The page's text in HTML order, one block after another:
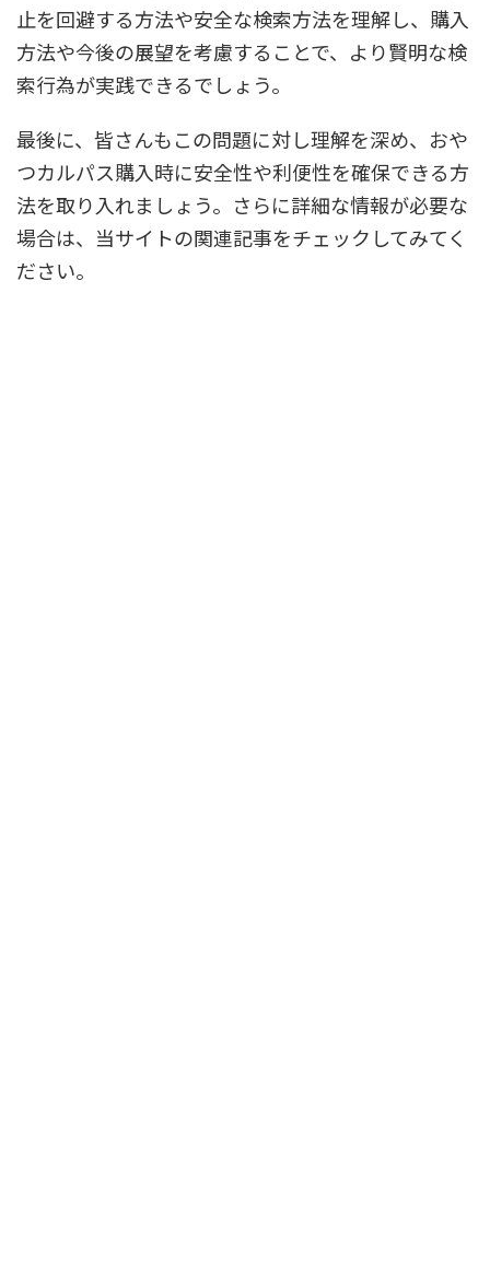
止を回避する方法や安全な検索方法を理解し、購入
方法や今後の展望を考慮することで、より賢明な検
索行為が実践できるでしょう。
最後に、皆さんもこの問題に対し理解を深め、おや
つカルパス購入時に安全性や利便性を確保できる方
法を取り入れましょう。さらに詳細な情報が必要な
場合は、当サイトの関連記事をチェックしてみてく
ださい。